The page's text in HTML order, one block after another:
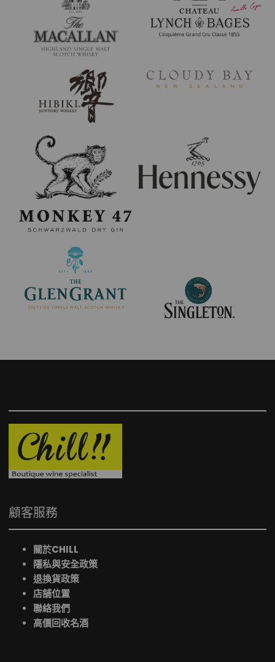
顧客服務
關於CHILL
隱私與安全政策
退換貨政策
店舖位置
聯絡我們
高價回收名酒